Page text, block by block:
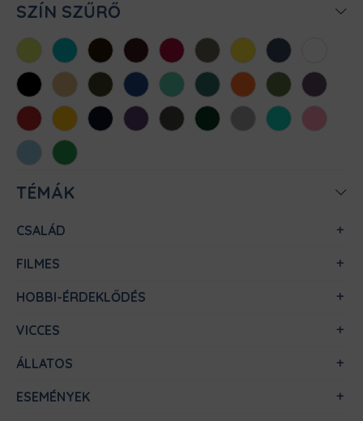
SZÍN SZŰRŐ
AlmazöldAtollkékBarnaBordóChili Cink Citromsárga
Denim
FeketeHomokKhaki KirálykékMentaMéregzöld
NarancsOliva Padlizsán
Piros SárgaSötétkékSötétlilaSötétszürke
SötétzöldSportszürke
Türkiz
Világos
rózsaszín
Világoskék
Zöld
TÉMÁK
CSALÁD
FILMES
HOBBI-ÉRDEKLŐDÉS
VICCES
ÁLLATOS
ESEMÉNYEK